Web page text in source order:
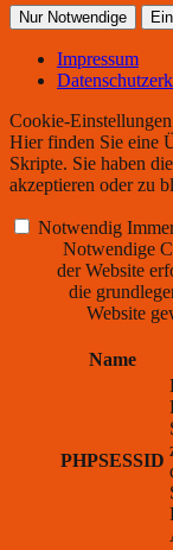
Nur Notwendige
Impressum
Cookie-Einstellungen
Hier finden Sie eine
Skripte. Sie haben
akzeptieren oder zu
Notwendig
Notwendige
der Website
die
Website
Name
PHPSESSID